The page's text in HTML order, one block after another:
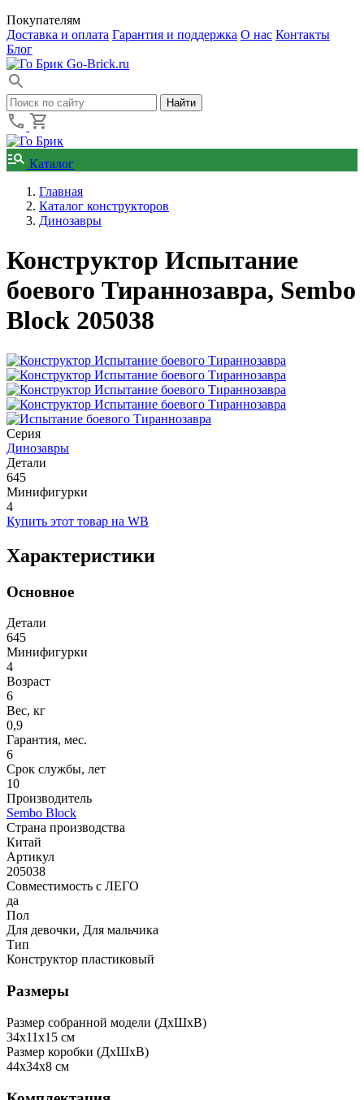
Покупателям
Доставка и оплата Гарантия и поддержка О нас Контакты
Блог
Go-Brick.ru
Каталог
Главная
Каталог конструкторов
Динозавры
Конструктор Испытание
боевого Тираннозавра, Sembo
Block 205038
Серия
Динозавры
Детали
645
Минифигурки
4
Купить этот товар на WB
Характеристики
Основное
Детали
645
Минифигурки
4
Возраст
6
Вес, кг
0,9
Гарантия, мес.
6
Срок службы, лет
10
Производитель
Sembo Block
Страна производства
Китай
Артикул
205038
Совместимость с ЛЕГО
да
Пол
Для девочки, Для мальчика
Тип
Конструктор пластиковый
Размеры
Размер собранной модели (ДxШxВ)
34x11x15 см
Размер коробки (ДxШxВ)
44x34x8 см